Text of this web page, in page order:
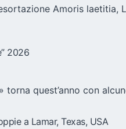
Amoris
2026
quest’anno con
a Lamar, Texas, USA